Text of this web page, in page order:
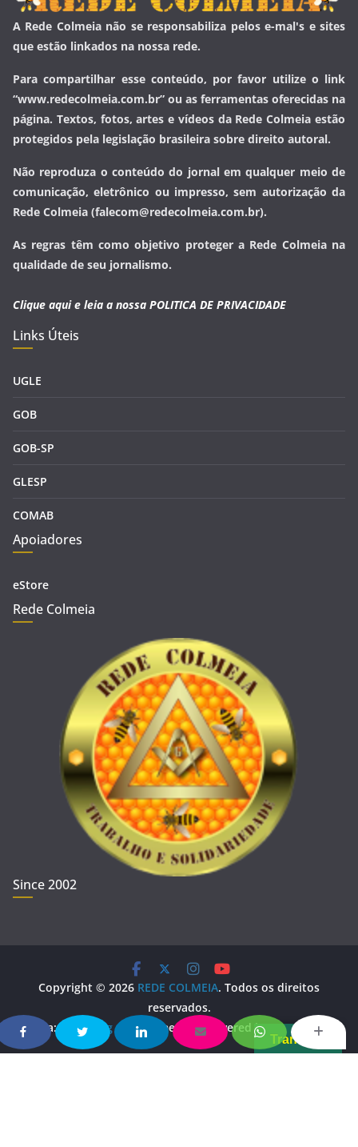
A Rede Colmeia não se responsabiliza pelos e-mal's e sites
que estão linkados na nossa rede.
Para compartilhar esse conteúdo, por favor utilize o link
“www.redecolmeia.com.br” ou as ferramentas oferecidas na
página. Textos, fotos, artes e vídeos da Rede Colmeia estão
protegidos pela legislação brasileira sobre direito autoral.
Não reproduza o conteúdo do jornal em qualquer meio de
comunicação, eletrônico ou impresso, sem autorização da
Rede Colmeia (falecom@redecolmeia.com.br).
As regras têm como objetivo proteger a Rede Colmeia na
qualidade de seu jornalismo.
Clique aqui e leia a nossa POLITICA DE PRIVACIDADE
Links Úteis
UGLE
GOB
GOB-SP
GLESP
COMAB
Apoiadores
eStore
Rede Colmeia
Since 2002
Copyright © 2026 REDE COLMEIA. Todos os direitos
reservados.
Tema:ColorMagpor ThemeGrill. Powered by WordPress
Translate